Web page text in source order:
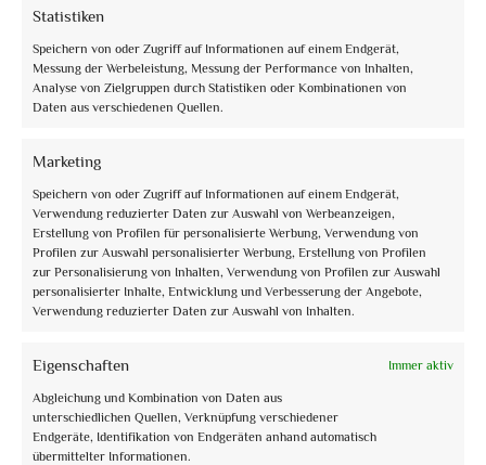
Statistiken
Speichern von oder Zugriff auf Informationen auf einem Endgerät,
Messung der Werbeleistung, Messung der Performance von Inhalten,
Analyse von Zielgruppen durch Statistiken oder Kombinationen von
Daten aus verschiedenen Quellen.
Marketing
Speichern von oder Zugriff auf Informationen auf einem Endgerät,
Verwendung reduzierter Daten zur Auswahl von Werbeanzeigen,
Erstellung von Profilen für personalisierte Werbung, Verwendung von
Profilen zur Auswahl personalisierter Werbung, Erstellung von Profilen
zur Personalisierung von Inhalten, Verwendung von Profilen zur Auswahl
personalisierter Inhalte, Entwicklung und Verbesserung der Angebote,
Verwendung reduzierter Daten zur Auswahl von Inhalten.
Eigenschaften Immer aktiv
Abgleichung und Kombination von Daten aus
unterschiedlichen Quellen, Verknüpfung verschiedener
Endgeräte, Identifikation von Endgeräten anhand automatisch
übermittelter Informationen.
+39 075 815228
Erhalten Sie Updates und mehr
Abonnieren Sie den kostenlosen Newsletter und bleiben Sie auf dem
Laufenden